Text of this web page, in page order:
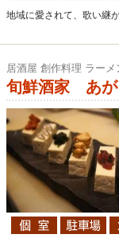
地域に愛されて、歌い継
居酒屋 創作料理 ラー
旬鮮酒家 あが